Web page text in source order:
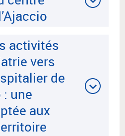
activités
vers
de
une
aux